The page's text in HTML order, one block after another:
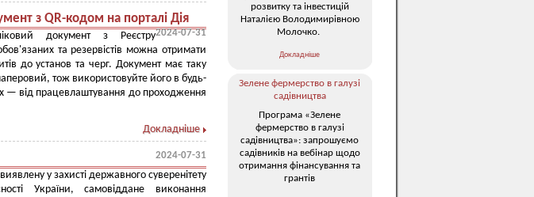
з QR-кодом на порталі Дія
2024-07-31
документ з Реєстру
та резервістів можна отримати
до установ та черг. Документ має таку
тож використовуйте його в будь-
— від працевлаштування до проходження
Докладніше
2024-07-31
у захисті державного суверенітету
України, самовіддане виконання
розвитку та інвестицій
Наталією Володимирівною
Молочко.
Докладніше
Зелене фермерство в галузі
садівництва
Програма «Зелене
фермерство в галузі
садівництва»: запрошуємо
садівників на вебінар щодо
отримання фінансування та
грантів